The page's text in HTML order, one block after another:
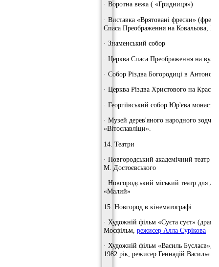
· Воротна вежа ( «Гридниця»)
· Виставка «Врятовані фрески»
Спаса Преображення на Ковальова,
· Знаменський собор
· Церква Спаса Преображення на
· Собор Різдва Богородиці в Антонові
· Церква Різдва Христового на
· Георгіївський собор Юр'єва
· Музей дерев'яного народного
«Вітославліци».
14. Театри
· Новгородський академічний театр
М. Достоєвського
· Новгородський міський театр для
«Малий»
15. Новгород в кінематографі
· Художній фільм «Суєта суєт»
Мосфільм, режисер Алла Сурікова
· Художній фільм «Василь Буслаєв»,
1982 рік, режисер Геннадій Васильєв.